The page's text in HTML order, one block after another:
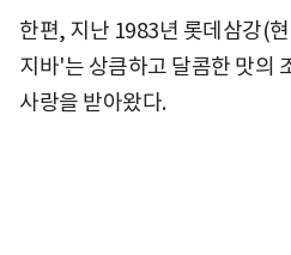
한편, 지난 1983년 롯데삼강(
지바'는 상큼하고 달콤한 맛의
사랑을 받아왔다.